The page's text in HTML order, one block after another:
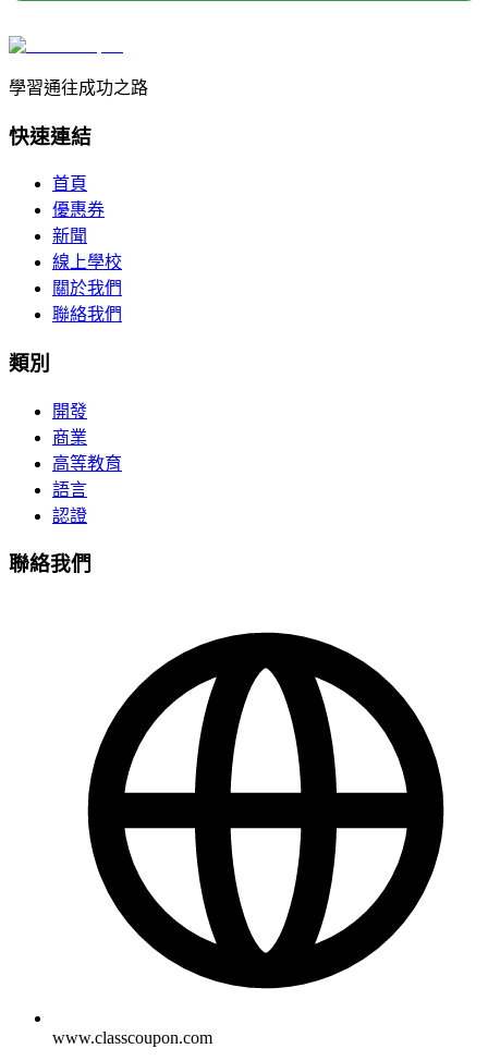
學習通往成功之路
快速連結
首頁
優惠券
新聞
線上學校
關於我們
聯絡我們
類別
開發
商業
高等教育
語言
認證
聯絡我們
www.classcoupon.com